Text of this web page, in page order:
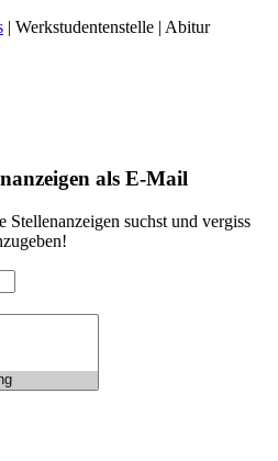
| Werkstudentenstelle | Abitur
als E-Mail
Stellenanzeigen suchst und vergiss